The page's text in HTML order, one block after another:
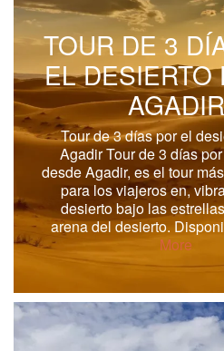
TOUR DE 3
EL DESIERTO
AGADIR
Tour de 3 días por el
Agadir Tour de 3 días
desde Agadir, es el tour
para los viajeros en,
desierto bajo las
arena del desierto.
More